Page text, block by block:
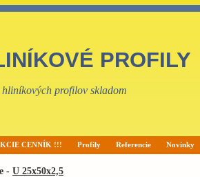
PROFILY
hliníkových profilov skladom
CENNÍK !!! Profily Referencie Novinky
- U 25x50x2,5